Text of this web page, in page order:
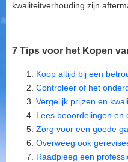
kwaliteitverhouding zijn
7 Tips voor het Kopen
Koop altijd bij een
Controleer of het
Vergelijk prijzen en
Lees beoordelingen en
Zorg voor een goede
Overweeg ook
Raadpleeg een